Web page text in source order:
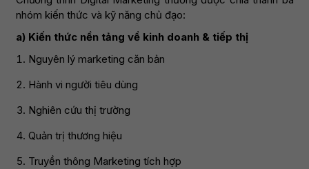
nhóm kiến thức và kỹ năng chủ đạo:
a) Kiến thức nền tảng về kinh doanh & tiếp thị
Nguyên lý marketing căn bản
Hành vi người tiêu dùng
Nghiên cứu thị trường
Quản trị thương hiệu
Truyền thông Marketing tích hợp